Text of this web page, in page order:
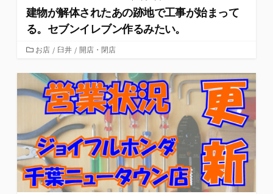
建物が解体されたあの跡地で工事が始まって
る。セブンイレブン作るみたい。
カ
ゴ
ー
お店 / 臼井 / 開店・閉店